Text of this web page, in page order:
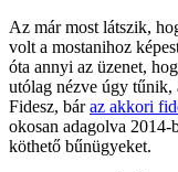
Az már most látszik,
volt a mostanihoz
óta annyi az üzenet,
utólag nézve úgy tűnik,
Fidesz, báraz akkori
okosan adagolva 2014-
köthető bűnügyeket.